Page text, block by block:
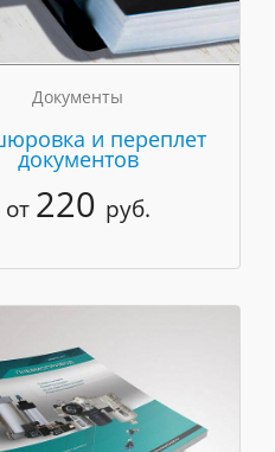
Документы
и переплет
документов
от 220 руб.